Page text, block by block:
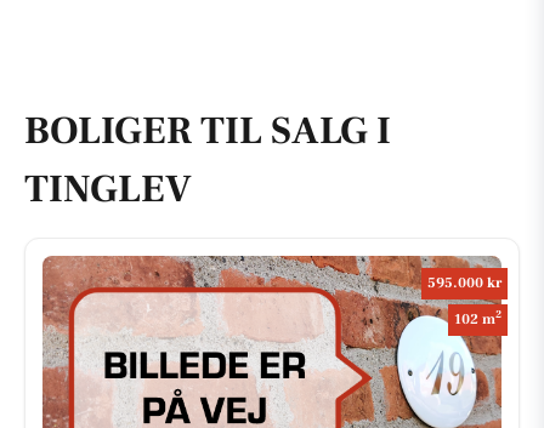
BOLIGER TIL SALG I
TINGLEV
595.000 kr
102 m2